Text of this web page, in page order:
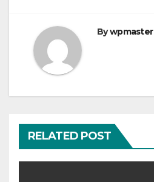
ビ
ゲ
ー
シ
ョ
ン
Bywpmaster
RELATED POST